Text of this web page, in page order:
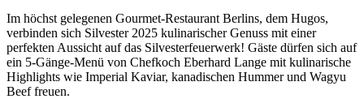
Im höchst gelegenen Gourmet-Restaurant Berlins, dem Hugos,
verbinden sich Silvester 2025 kulinarischer Genuss mit einer
perfekten Aussicht auf das Silvesterfeuerwerk! Gäste dürfen sich auf
ein 5-Gänge-Menü von Chefkoch Eberhard Lange mit kulinarische
Highlights wie Imperial Kaviar, kanadischen Hummer und Wagyu
Beef freuen.